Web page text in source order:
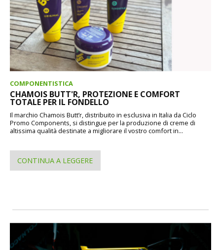
COMPONENTISTICA
CHAMOIS BUTT'R, PROTEZIONE E COMFORT
TOTALE PER IL FONDELLO
Il marchio Chamois Butt’r, distribuito in esclusiva in Italia da Ciclo
Promo Components, si distingue per la produzione di creme di
altissima qualità destinate a migliorare il vostro comfort in...
CONTINUA A LEGGERE